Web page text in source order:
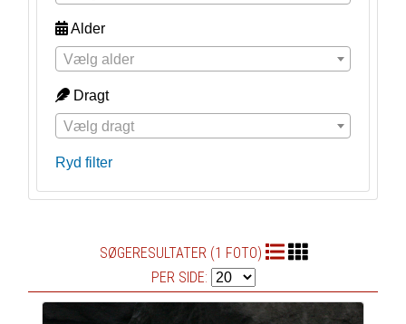
Alder
Vælg alder
Dragt
Vælg dragt
Ryd filter
SØGERESULTATER (1 FOTO)
PER SIDE: